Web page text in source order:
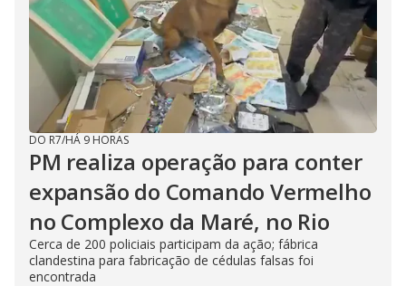
DO R7/HÁ 9 HORAS
PM realiza operação para conter
expansão do Comando Vermelho
no Complexo da Maré, no Rio
Cerca de 200 policiais participam da ação; fábrica
clandestina para fabricação de cédulas falsas foi
encontrada